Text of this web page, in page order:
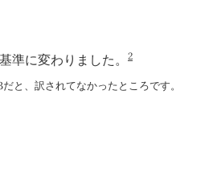
準に変わりました。 2
と、訳されてなかったところです。